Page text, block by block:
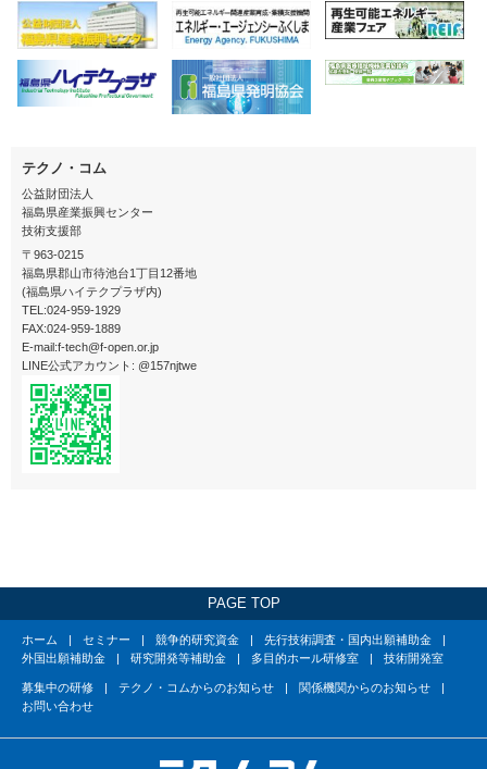
テクノ・コム
公益財団法人
福島県産業振興センター
技術支援部
〒963-0215
福島県郡山市待池台1丁目12番地
(福島県ハイテクプラザ内)
TEL:024-959-1929
FAX:024-959-1889
E-mail:f-tech@f-open.or.jp
LINE公式アカウント: @157njtwe
PAGE TOP
ホーム セミナー 競争的研究資金
先行技術調査・国内出願補助金
外国出願補助金
研究開発等補助金 多目的ホール研修室 技術開発室
募集中の研修 テクノ・コムからのお知らせ
関係機関からのお知らせ
お問い合わせ